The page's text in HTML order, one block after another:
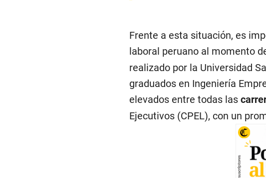
Frente a esta situación, es
laboral peruano al momento
realizado por la Universidad
graduados en Ingeniería
elevados entre todas las
Ejecutivos (CPEL), con un